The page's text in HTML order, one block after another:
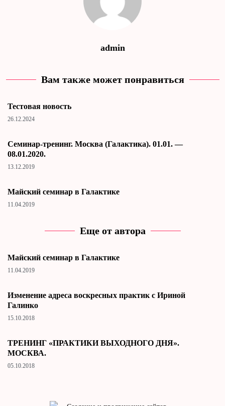
admin
Вам также может понравиться
Тестовая новость
26.12.2024
Cеминар-тренинг. Москва (Галактика). 01.01. —
08.01.2020.
13.12.2019
Майский семинар в Галактике
11.04.2019
Еще от автора
Майский семинар в Галактике
11.04.2019
Изменение адреса воскресных практик с Ириной
Галинко
15.10.2018
ТРЕНИНГ «ПРАКТИКИ ВЫХОДНОГО ДНЯ».
МОСКВА.
05.10.2018